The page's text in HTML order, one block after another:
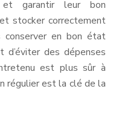
garantir leur bon
stocker correctement
en bon état
d’éviter des dépenses
est plus sûr à
régulier est la clé de la